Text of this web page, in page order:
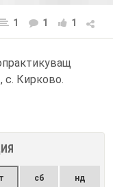
1 1 1
с. Кирково.
сб нд